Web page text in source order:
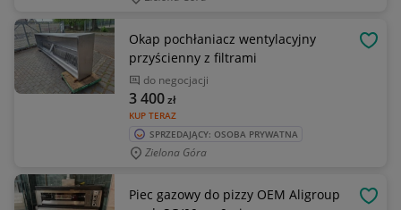
Okap pochłaniacz wentylacyjny
przyścienny z filtrami
do negocjacji
KUP TERAZ
3 400zł
SPRZEDAJĄCY: OSOBA PRYWATNA
Zielona Góra
Piec gazowy do pizzy OEM Aligroup